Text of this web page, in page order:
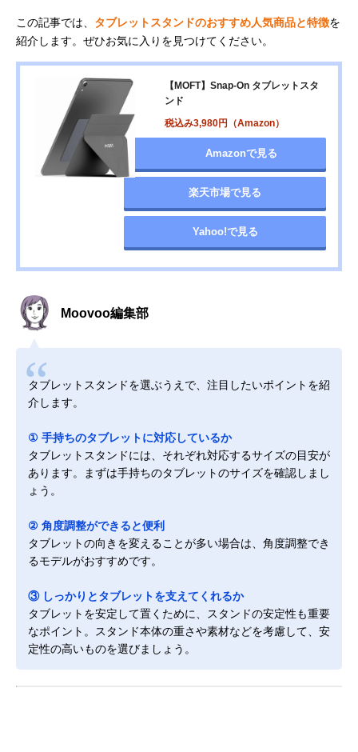
この記事では、 タブレットスタンドのおすすめ人気商品と特徴を
紹介します。ぜひお気に入りを見つけてください。
【MOFT】Snap-On タブレットスタ
ンド
税込み3,980円（Amazon）
Amazonで見る
楽天市場で見る
Yahoo!で見る
Moovoo編集部
タブレットスタンドを選ぶうえで、注目したいポイントを紹
介します。
① 手持ちのタブレットに対応しているか
タブレットスタンドには、それぞれ対応するサイズの目安が
あります。まずは手持ちのタブレットのサイズを確認しまし
ょう。
② 角度調整ができると便利
タブレットの向きを変えることが多い場合は、角度調整でき
るモデルがおすすめです。
③ しっかりとタブレットを支えてくれるか
タブレットを安定して置くために、スタンドの安定性も重要
なポイント。スタンド本体の重さや素材などを考慮して、安
定性の高いものを選びましょう。